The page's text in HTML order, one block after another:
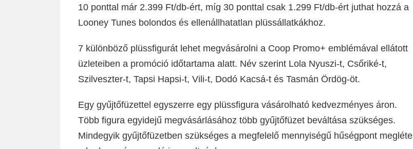
10 ponttal már 2.399 Ft/db-ért, míg 30 ponttal csak 1.299 Ft/db-ért juthat hozzá a
Looney Tunes bolondos és ellenállhatatlan plüssállatkákhoz.
7 különböző plüssfigurát lehet megvásárolni a Coop Promo+ emblémával ellátott
üzleteiben a promóció időtartama alatt. Név szerint Lola Nyuszi-t, Csőriké-t,
Szilveszter-t, Tapsi Hapsi-t, Vili-t, Dodó Kacsá-t és Tasmán Ördög-öt.
Egy gyűjtőfüzettel egyszerre egy plüssfigura vásárolható kedvezményes áron.
Több figura egyidejű megvásárlásához több gyűjtőfüzet beváltása szükséges.
Mindegyik gyűjtőfüzetben szükséges a megfelelő mennyiségű hűségpont megléte